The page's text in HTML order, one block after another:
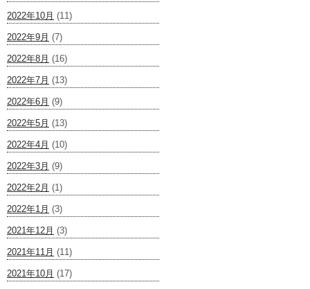
2022年10月 (11)
2022年9月 (7)
2022年8月 (16)
2022年7月 (13)
2022年6月 (9)
2022年5月 (13)
2022年4月 (10)
2022年3月 (9)
2022年2月 (1)
2022年1月 (3)
2021年12月 (3)
2021年11月 (11)
2021年10月 (17)